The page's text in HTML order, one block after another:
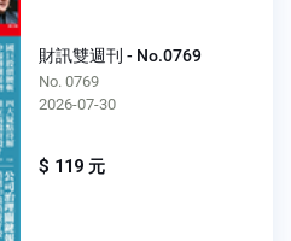
財訊雙週刊 - No.0769
No. 0769
2026-07-30
$ 119 元